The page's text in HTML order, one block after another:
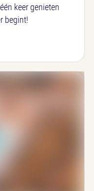
keer genieten
begint!